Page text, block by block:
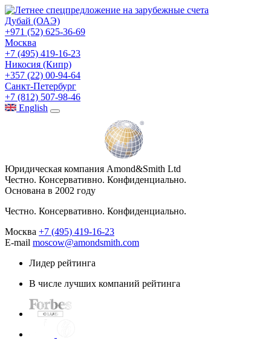
Дубай (ОАЭ)
+971 (52) 625-36-69
Москва
+7 (495) 419-16-23
Никосия (Кипр)
+357 (22) 00-94-64
Санкт-Петербург
+7 (812) 507-98-46
English
Юридическая компания Amond&Smith Ltd
Честно. Консервативно. Конфиденциально.
Основана в 2002 году
Честно. Консервативно. Конфиденциально.
Москва +7 (495) 419-16-23
E-mail moscow@amondsmith.com
Лидер рейтинга
В числе лучших компаний рейтинга